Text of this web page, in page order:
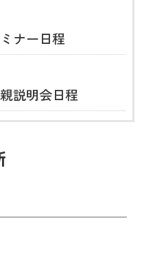
ナー日程
説明会日程